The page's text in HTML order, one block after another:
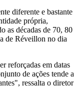
diferente e bastante
própria,
as décadas de 70, 80
de Réveillon no dia
reforçadas em datas
de ações tende a
ressalta o diretor